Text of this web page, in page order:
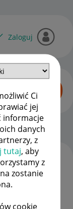
Ci
jej
informacje
danych
z
tutaj, aby
z
zostanie
cookie
Zaloguj
OPCJE